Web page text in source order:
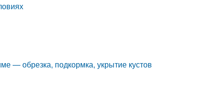
— обрезка, подкормка, укрытие кустов